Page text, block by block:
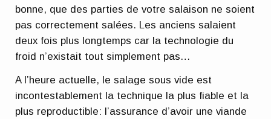
bonne, que des parties de votre salaison ne soient
pas correctement salées. Les anciens salaient
deux fois plus longtemps car la technologie du
froid n’existait tout simplement pas…
A l’heure actuelle, le salage sous vide est
incontestablement la technique la plus fiable et la
plus reproductible: l’assurance d’avoir une viande